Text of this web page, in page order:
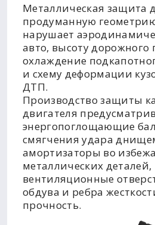
Металлическая защита
продуманную
нарушает
авто, высоту дорожного
охлаждение
и схему деформации
ДТП.
Производство защиты
двигателя
энергопоглощающие
смягчения удара
амортизаторы во
металлических деталей,
вентиляционные
обдува и ребра
прочность.